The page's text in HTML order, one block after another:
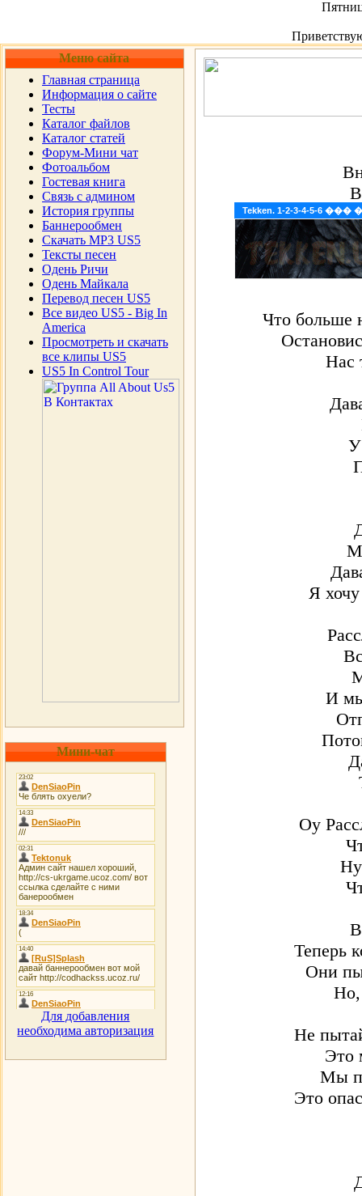
Меню сайта
Главная страница
Информация о сайте
Тесты
Каталог файлов
Каталог статей
Форум-Мини чат
Фотоальбом
Гостевая книга
Cвязь с админом
История группы
Баннерообмен
Скачать MP3 US5
Тексты песен
Одень Ричи
Одень Майкала
Перевод песен US5
Все видео US5 - Big In
America
Просмотреть и скачать
все клипы US5
US5 In Control Tour
Tekken. 1-2-3-4-5-6
Мини-чат
Для добавления
необходима авторизация
Чтобы,
И
Что больше
Нас
У
Я хочу
И
Оу
Теперь
Они
Но,
Не
Это
Мы
Это